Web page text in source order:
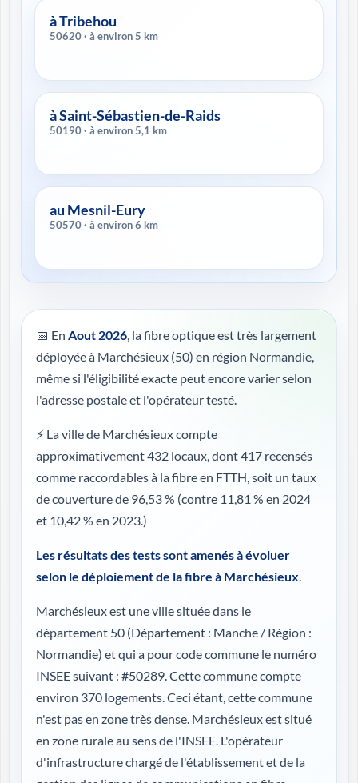
à Tribehou
50620 · à environ 5 km
à Saint-Sébastien-de-Raids
50190 · à environ 5,1 km
au Mesnil-Eury
50570 · à environ 6 km
📅 En Aout 2026, la fibre optique est très largement
déployée à Marchésieux (50) en région Normandie,
même si l'éligibilité exacte peut encore varier selon
l'adresse postale et l'opérateur testé.
⚡ La ville de Marchésieux compte
approximativement 432 locaux, dont 417 recensés
comme raccordables à la fibre en FTTH, soit un taux
de couverture de 96,53 % (contre 11,81 % en 2024
et 10,42 % en 2023.)
Les résultats des tests sont amenés à évoluer
selon le déploiement de la fibre à Marchésieux.
Marchésieux est une ville située dans le
département 50 (Département : Manche / Région :
Normandie) et qui a pour code commune le numéro
INSEE suivant : #50289. Cette commune compte
environ 370 logements. Ceci étant, cette commune
n'est pas en zone très dense. Marchésieux est situé
en zone rurale au sens de l'INSEE. L'opérateur
d'infrastructure chargé de l'établissement et de la